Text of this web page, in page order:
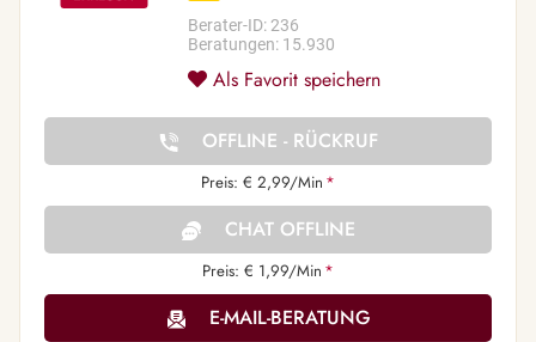
Berater-ID: 236
Beratungen: 15.930
Als Favorit speichern
OFFLINE - RÜCKRUF
Preis: € 2,99/Min *
CHAT OFFLINE
Preis: € 1,99/Min *
E-MAIL-BERATUNG